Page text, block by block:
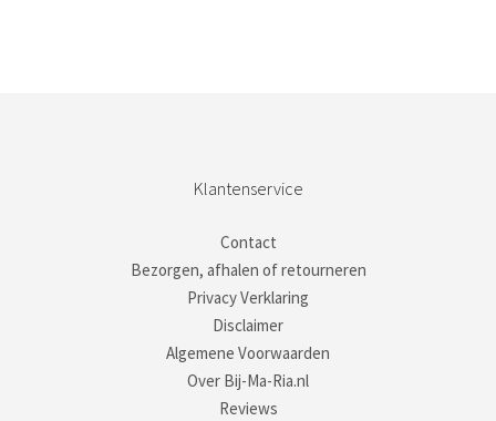
Klantenservice
Contact
Bezorgen, afhalen of retourneren
Privacy Verklaring
Disclaimer
Algemene Voorwaarden
Over Bij-Ma-Ria.nl
Reviews